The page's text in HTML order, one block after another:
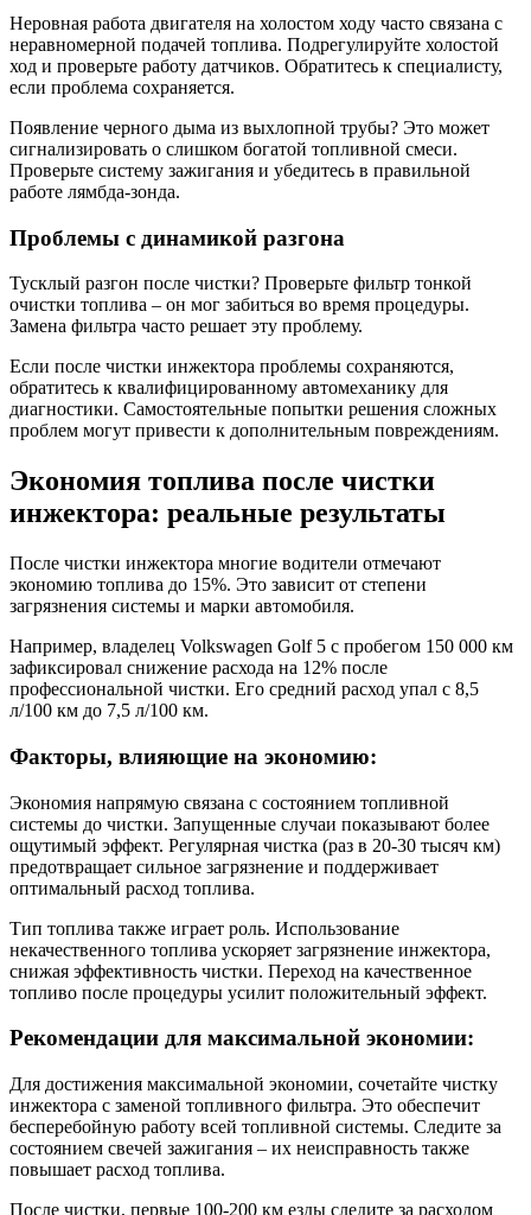
Неровная работа двигателя на холостом ходу часто связана с
неравномерной подачей топлива. Подрегулируйте холостой
ход и проверьте работу датчиков. Обратитесь к специалисту,
если проблема сохраняется.
Появление черного дыма из выхлопной трубы? Это может
сигнализировать о слишком богатой топливной смеси.
Проверьте систему зажигания и убедитесь в правильной
работе лямбда-зонда.
Проблемы с динамикой разгона
Тусклый разгон после чистки? Проверьте фильтр тонкой
очистки топлива – он мог забиться во время процедуры.
Замена фильтра часто решает эту проблему.
Если после чистки инжектора проблемы сохраняются,
обратитесь к квалифицированному автомеханику для
диагностики. Самостоятельные попытки решения сложных
проблем могут привести к дополнительным повреждениям.
Экономия топлива после чистки
инжектора: реальные результаты
После чистки инжектора многие водители отмечают
экономию топлива до 15%. Это зависит от степени
загрязнения системы и марки автомобиля.
Например, владелец Volkswagen Golf 5 с пробегом 150 000 км
зафиксировал снижение расхода на 12% после
профессиональной чистки. Его средний расход упал с 8,5
л/100 км до 7,5 л/100 км.
Факторы, влияющие на экономию:
Экономия напрямую связана с состоянием топливной
системы до чистки. Запущенные случаи показывают более
ощутимый эффект. Регулярная чистка (раз в 20-30 тысяч км)
предотвращает сильное загрязнение и поддерживает
оптимальный расход топлива.
Тип топлива также играет роль. Использование
некачественного топлива ускоряет загрязнение инжектора,
снижая эффективность чистки. Переход на качественное
топливо после процедуры усилит положительный эффект.
Рекомендации для максимальной экономии:
Для достижения максимальной экономии, сочетайте чистку
инжектора с заменой топливного фильтра. Это обеспечит
бесперебойную работу всей топливной системы. Следите за
состоянием свечей зажигания – их неисправность также
повышает расход топлива.
После чистки, первые 100-200 км езды следите за расходом